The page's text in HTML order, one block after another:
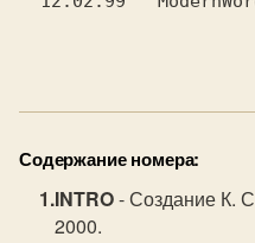
Содержание номера:
INTRO- Создание К.
2000.